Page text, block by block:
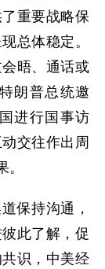
重要战略保
总体稳定。
晤、通话或
朗普总统邀
进行国事访
交往作出周
保持沟通，
此了解，促
识，中美经